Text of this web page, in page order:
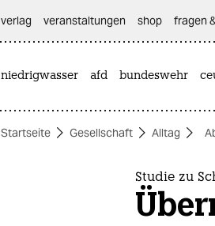
themen
verlag
veranstaltungen shop fragen
niedrigwasser afd bundeswehr
Startseite Gesellschaft Alltag
Studie zu